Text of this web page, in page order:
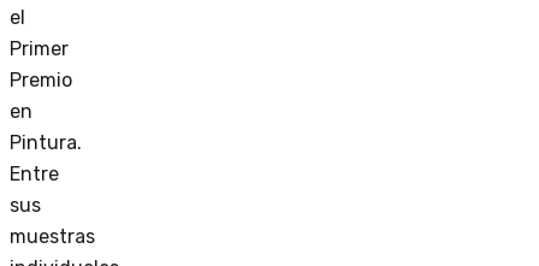
el
Primer
Premio
en
Pintura.
Entre
sus
muestras